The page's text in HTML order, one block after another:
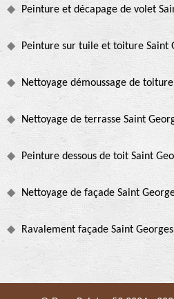
Peinture et décapage de volet
Peinture sur tuile et toiture Saint
Nettoyage démoussage de
Nettoyage de terrasse Saint
Peinture dessous de toit Saint
Nettoyage de façade Saint
Ravalement façade Saint Georges